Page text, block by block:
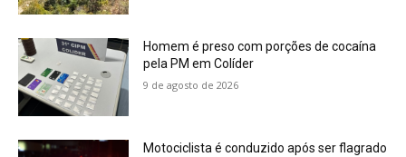
Homem é preso com porções de cocaína
pela PM em Colíder
9 de agosto de 2026
Motociclista é conduzido após ser flagrado